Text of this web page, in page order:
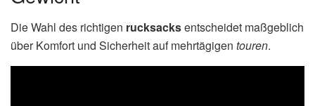
Die Wahl des richtigen rucksacksentscheidet maßgeblich
über Komfort und Sicherheit auf mehrtägigen touren.